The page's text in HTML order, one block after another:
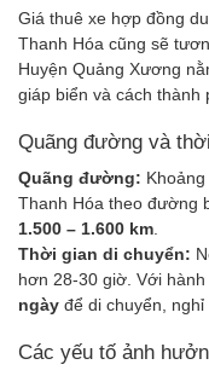
Giá thuê xe hợp đồng
Thanh Hóa cũng sẽ
Huyện Quảng Xương
giáp biển và cách thành
Quãng đường và
Quãng đường:
Thanh Hóa theo đường
1.500 – 1.600 km
Thời gian di chuyển:
hơn 28-30 giờ. Với
ngày để di chuyển, nghỉ
Các yếu tố ảnh